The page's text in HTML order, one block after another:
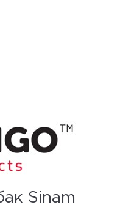
Sinam